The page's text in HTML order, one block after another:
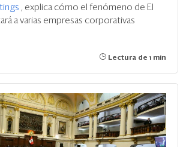
, explica cómo el fenómeno de El
a varias empresas corporativas
Lectura de 1 min